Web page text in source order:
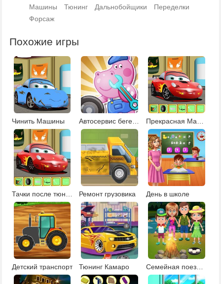
Машины
Тюнинг Дальнобойщики
Переделки
Форсаж
Похожие игры
Чинить Машины Автосервис бегемота
Ремонт грузовика День в школе
Детский транспорт Тюнинг Камаро Семейная поездка